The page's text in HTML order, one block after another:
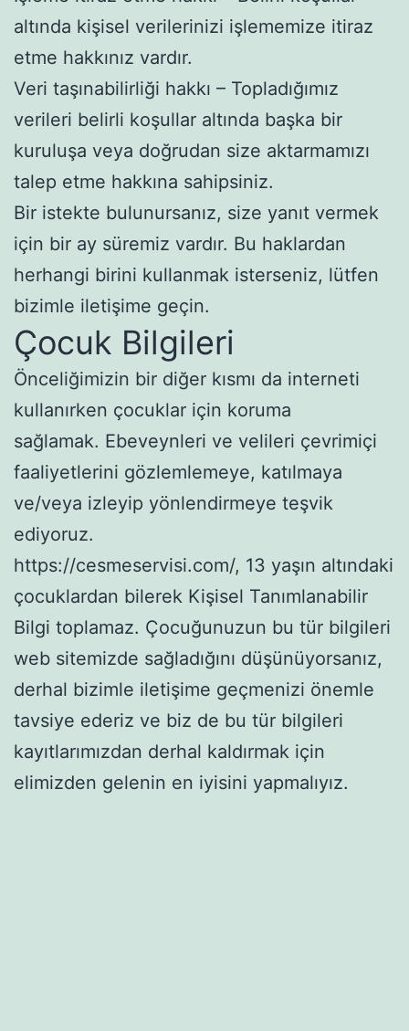
altında kişisel verilerinizi işlememize itiraz
etme hakkınız vardır.
Veri taşınabilirliği hakkı – Topladığımız
verileri belirli koşullar altında başka bir
kuruluşa veya doğrudan size aktarmamızı
talep etme hakkına sahipsiniz.
Bir istekte bulunursanız, size yanıt vermek
için bir ay süremiz vardır. Bu haklardan
herhangi birini kullanmak isterseniz, lütfen
bizimle iletişime geçin.
Çocuk Bilgileri
Önceliğimizin bir diğer kısmı da interneti
kullanırken çocuklar için koruma
sağlamak. Ebeveynleri ve velileri çevrimiçi
faaliyetlerini gözlemlemeye, katılmaya
ve/veya izleyip yönlendirmeye teşvik
ediyoruz.
https://cesmeservisi.com/, 13 yaşın altındaki
çocuklardan bilerek Kişisel Tanımlanabilir
Bilgi toplamaz. Çocuğunuzun bu tür bilgileri
web sitemizde sağladığını düşünüyorsanız,
derhal bizimle iletişime geçmenizi önemle
tavsiye ederiz ve biz de bu tür bilgileri
kayıtlarımızdan derhal kaldırmak için
elimizden gelenin en iyisini yapmalıyız.